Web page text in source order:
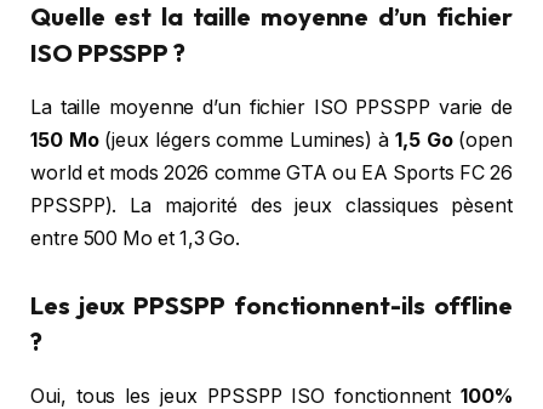
Quelle est la taille moyenne d’un fichier
ISO PPSSPP ?
La taille moyenne d’un fichier ISO PPSSPP varie de
150 Mo(jeux légers comme Lumines) à 1,5 Go(open
world et mods 2026 comme GTA ou EA Sports FC 26
PPSSPP). La majorité des jeux classiques pèsent
entre 500 Mo et 1,3 Go.
Les jeux PPSSPP fonctionnent-ils offline
?
Oui, tous les jeux PPSSPP ISO fonctionnent100%